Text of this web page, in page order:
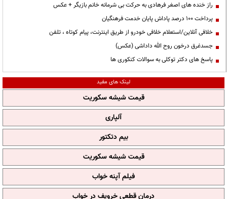
راز خنده های اصغر فرهادی به حرکت بی شرمانه خانم بازیگر + عکس
پرداخت ۱۰۰ درصد پاداش پایان خدمت فرهنگیان
خلافی آنلاین/استعلام خلافی خودرو از طریق اینترنت، پیام کوتاه ، تلفن
جسدغرق درخون روح الله داداشی (عکس)
پاسخ های دکتر توکلی به سوالات کنکوری ها
لینک های مفید
قیمت شیشه سکوریت
آلپاری
بیم دتکتور
قیمت شیشه سکوریت
فیلم آپنه خواب
درمان قطعی خروپف در خواب